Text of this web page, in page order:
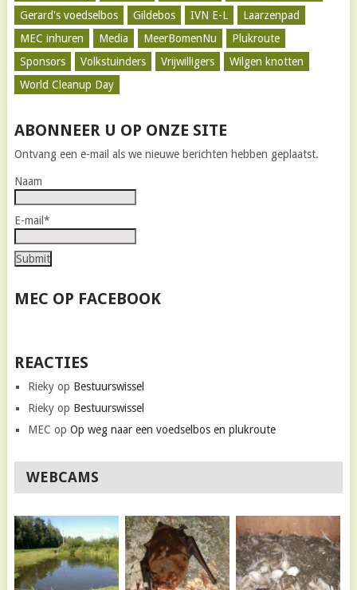
Gerard's voedselbos
Gildebos IVN E-L
Laarzenpad
MEC inhuren
Media MeerBomenNu
Plukroute
Sponsors
Volkstuinders Vrijwilligers
Wilgen knotten
World Cleanup Day
ABONNEER U OP ONZE SITE
Ontvang een e-mail als we nieuwe berichten hebben geplaatst.
Naam
E-mail*
MEC OP FACEBOOK
REACTIES
Riekyop Bestuurswissel
Riekyop Bestuurswissel
MEC op Op weg naar een voedselbos en plukroute
WEBCAMS